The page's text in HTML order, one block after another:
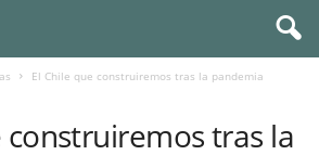
El Chile que construiremos tras la pandemia
construiremos tras la